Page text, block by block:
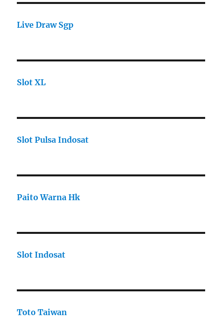
Live Draw Sgp
Slot XL
Slot Pulsa Indosat
Paito Warna Hk
Slot Indosat
Toto Taiwan